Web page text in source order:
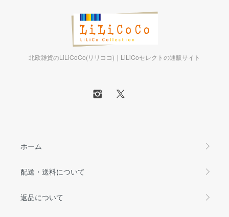
北欧雑貨のLiLiCoCo(リリココ)｜LiLiCoセレクトの通販サイト
ホーム
配送・送料について
返品について